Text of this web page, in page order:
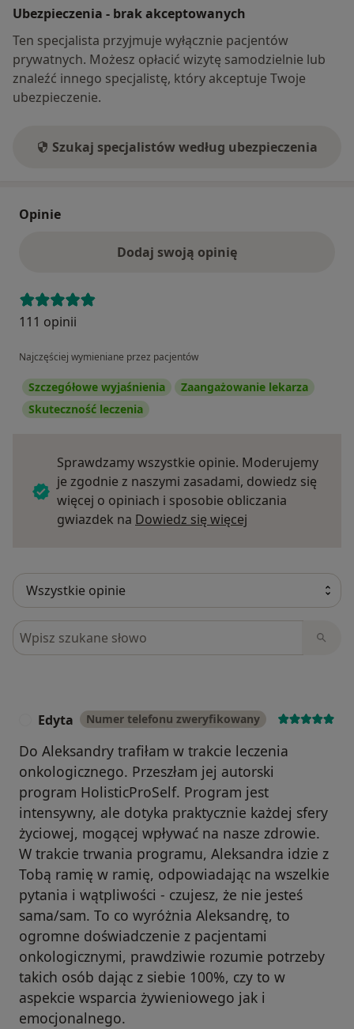
Ubezpieczenia - brak akceptowanych
Ten specjalista przyjmuje wyłącznie pacjentów
prywatnych. Możesz opłacić wizytę samodzielnie lub
znaleźć innego specjalistę, który akceptuje Twoje
ubezpieczenie.
Szukaj specjalistów według ubezpieczenia
Opinie
Dodaj swoją opinię
111 opinii
Najczęściej wymieniane przez pacjentów
Szczegółowe wyjaśnienia
Zaangażowanie lekarza
Skuteczność leczenia
Sprawdzamy wszystkie opinie. Moderujemy
je zgodnie z naszymi zasadami, dowiedz się
więcej o opiniach i sposobie obliczania
gwiazdek na Dowiedz się więcej
Szukaj w opiniach
Edyta Numer telefonu zweryfikowany
Do Aleksandry trafiłam w trakcie leczenia
onkologicznego. Przeszłam jej autorski
program HolisticProSelf. Program jest
intensywny, ale dotyka praktycznie każdej sfery
życiowej, mogącej wpływać na nasze zdrowie.
W trakcie trwania programu, Aleksandra idzie z
Tobą ramię w ramię, odpowiadając na wszelkie
pytania i wątpliwości - czujesz, że nie jesteś
sama/sam. To co wyróżnia Aleksandrę, to
ogromne doświadczenie z pacjentami
onkologicznymi, prawdziwie rozumie potrzeby
takich osób dając z siebie 100%, czy to w
aspekcie wsparcia żywieniowego jak i
emocjonalnego.